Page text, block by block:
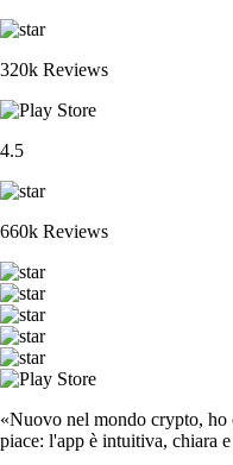
320k Reviews
4.5
660k Reviews
«Nuovo nel mondo crypto,
piace: l'app è intuitiva, chiara